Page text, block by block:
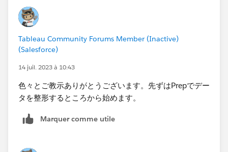
Tableau Community Forums Member (Inactive)
(Salesforce)
14 juil. 2023 à 10:43
色々とご教示ありがとうございます。先ずはPrepでデー
タを整形するところから始めます。
Marquer comme utile